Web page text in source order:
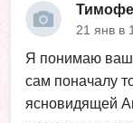
21 янв в
Я понимаю
сам поначалу
ясновидящей